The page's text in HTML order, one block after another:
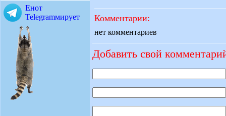
Енот
Telegramмирует
Комментарии:
нет комментариев
Добавить свой